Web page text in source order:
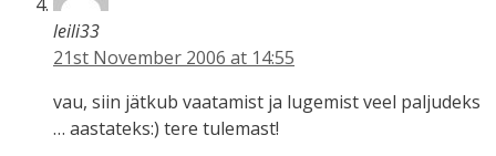
leili33
21st November 2006 at 14:55
vau, siin jätkub vaatamist ja lugemist veel paljudeks
… aastateks:) tere tulemast!